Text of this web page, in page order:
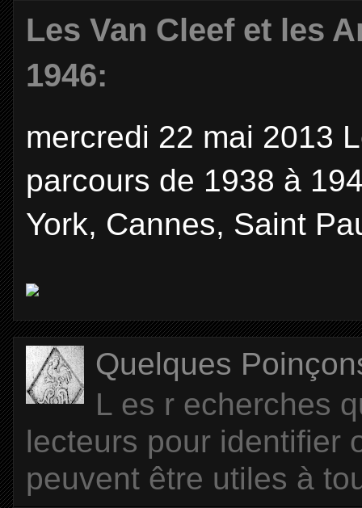
Les Van Cleef et les
1946:
mercredi 22 mai 2013
parcours de 1938 à
York, Cannes, Saint
Quelques
L es r echerches
lecteurs pour identifier
peuvent être utiles à